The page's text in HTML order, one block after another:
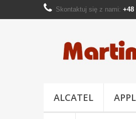
Skontaktuj się z nami: +48
ALCATEL